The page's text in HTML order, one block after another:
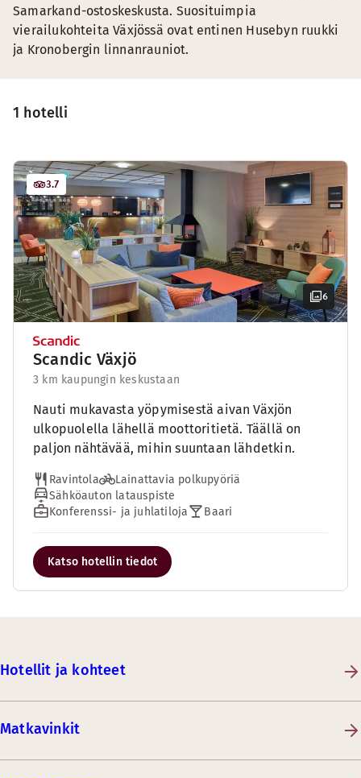
1 hotelli
6
3.7
Scandic Växjö
3 km kaupungin keskustaan
Nauti mukavasta yöpymisestä aivan Växjön
ulkopuolella lähellä moottoritietä. Täällä on
paljon nähtävää, mihin suuntaan lähdetkin.
Ravintola
Lainattavia polkupyöriä
Sähköauton latauspiste
Konferenssi- ja juhlatiloja
Baari
Katso hotellin tiedot
Samarkand-ostoskeskusta. Suosituimpia
vierailukohteita Växjössä ovat entinen Husebyn ruukki
ja Kronobergin linnanrauniot.
Hotellit ja kohteet
Matkavinkit